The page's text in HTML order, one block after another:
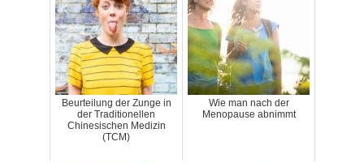
Beurteilung der Zunge in
der Traditionellen
Chinesischen Medizin
(TCM)
Wie man nach der
Menopause abnimmt